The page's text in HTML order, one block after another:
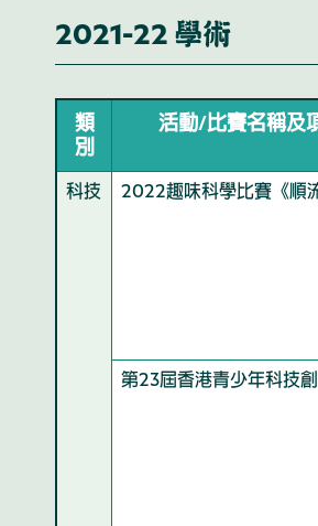
2021-22 學術
類
別
活動/比賽名稱及
科技 2022趣味科學比賽《順
第23屆香港青少年科技